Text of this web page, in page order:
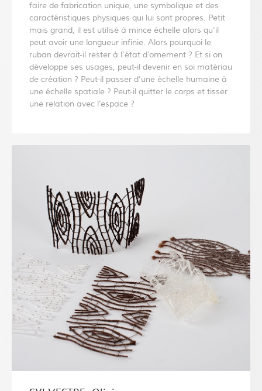
faire de fabrication unique, une symbolique et des
caractéristiques physiques qui lui sont propres. Petit
mais grand, il est utilisé à mince échelle alors qu'il
peut avoir une longueur infinie. Alors pourquoi le
ruban devrait-il rester à l’état d’ornement ? Et si on
développe ses usages, peut-il devenir en soi matériau
de création ? Peut-il passer d’une échelle humaine à
une échelle spatiale ? Peut-il quitter le corps et tisser
une relation avec l’espace ?